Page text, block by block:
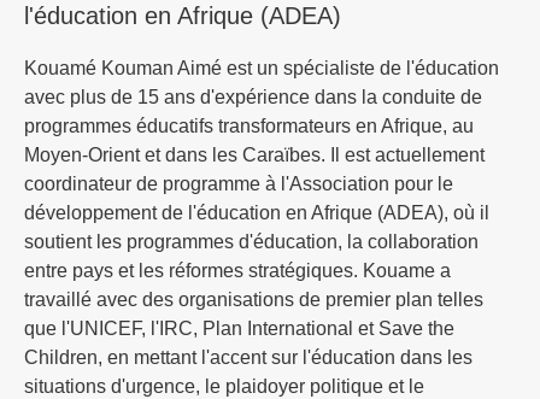
l'éducation en Afrique (ADEA)
Kouamé Kouman Aimé est un spécialiste de l'éducation
avec plus de 15 ans d'expérience dans la conduite de
programmes éducatifs transformateurs en Afrique, au
Moyen-Orient et dans les Caraïbes. Il est actuellement
coordinateur de programme à l'Association pour le
développement de l'éducation en Afrique (ADEA), où il
soutient les programmes d'éducation, la collaboration
entre pays et les réformes stratégiques. Kouame a
travaillé avec des organisations de premier plan telles
que l'UNICEF, l'IRC, Plan International et Save the
Children, en mettant l'accent sur l'éducation dans les
situations d'urgence, le plaidoyer politique et le